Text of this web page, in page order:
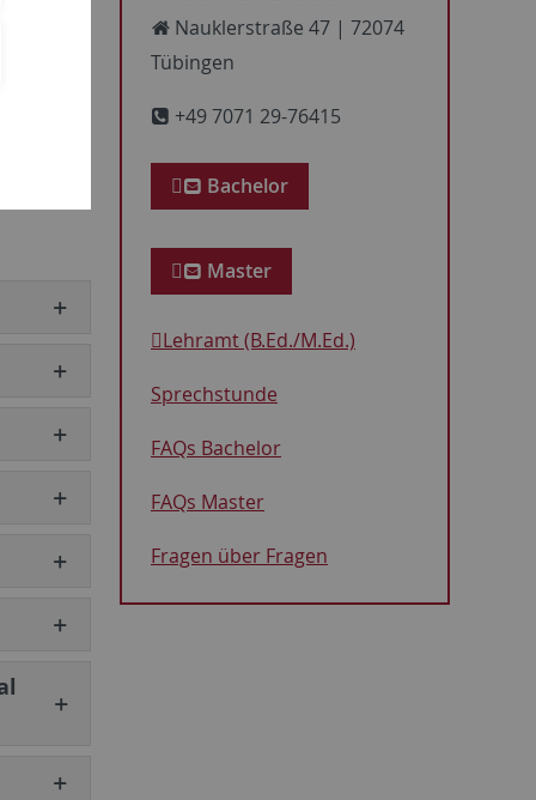
Nauklerstraße 47 | 72074
Tübingen
+49 7071 29-76415
Bachelor
Master
Lehramt (B.Ed./M.Ed.)
Sprechstunde
FAQs Bachelor
FAQs Master
Fragen über Fragen